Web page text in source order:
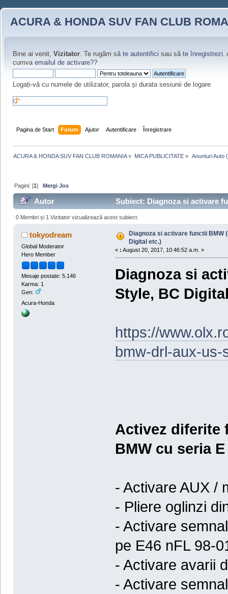
ACURA & HONDA SUV FAN CLUB
Bine ai venit, Vizitator. Te rugăm să te autentifici sau să te înregistrezi.
cumva emailul de activare??
Logați-vă cu numele de utilizator, parola și durata sesiunii de logare
Pagina de Start Forum Ajutor Autentificare Înregistrare
ACURA & HONDA SUV FAN CLUB ROMANIA» MICA PUBLICITATE» Anunturi Auto
Pagini: [1]Mergi Jos
Autor Subiect: Diagnoza si activare
0 Membri și 1 Vizitator vizualizează acest subiect.
tokyodream
Global Moderator
Hero Member
Mesaje postate: 5.146
Karma: 1
Gen:
Acura-Honda
Diagnoza si activare functii BMW
Digital etc.)
« : August 20, 2017, 10:46:52 a.m. »
Diagnoza si
Style, BC
https://
bmw-drl-aux-us-
Activez diferite
BMW cu seria
- Activare AUX /
- Pliere oglinzi
- Activare
pe E46 nFL 98-
- Activare avarii
- Activare